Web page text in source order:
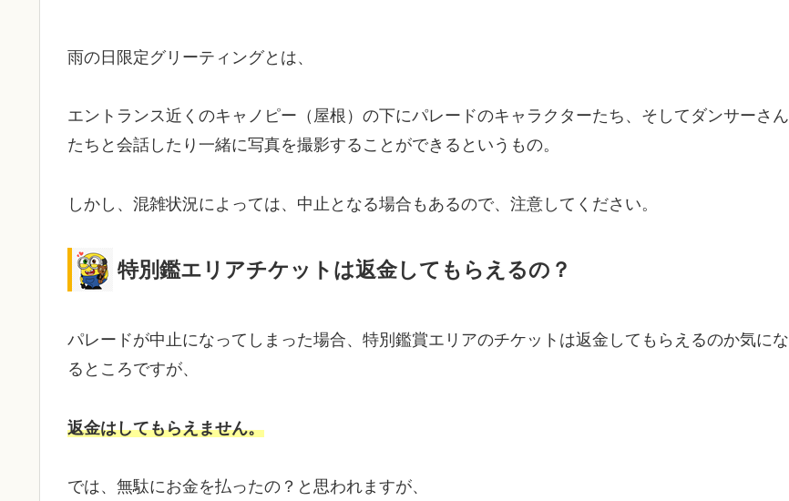
雨の日限定グリーティングとは、
エントランス近くのキャノピー（屋根）の下にパレードのキャラクターたち、そしてダンサーさん
たちと会話したり一緒に写真を撮影することができるというもの。
しかし、混雑状況によっては、中止となる場合もあるので、注意してください。
特別鑑エリアチケットは返金してもらえるの？
パレードが中止になってしまった場合、特別鑑賞エリアのチケットは返金してもらえるのか気にな
るところですが、
返金はしてもらえません。
では、無駄にお金を払ったの？と思われますが、